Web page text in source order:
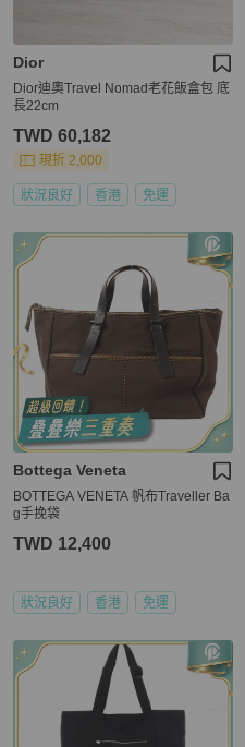
Dior
Dior迪奧Travel Nomad老花飯盒包 底
長22cm
TWD 60,182
現折 2,000
狀況良好 香港 免運
Bottega Veneta
BOTTEGA VENETA 帆布Traveller Ba
g手挽袋
TWD 12,400
狀況良好 香港 免運